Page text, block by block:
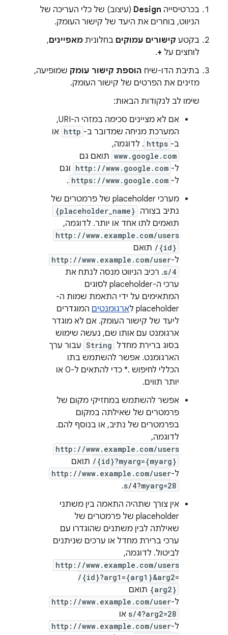
בכרטיסייה Design (עיצוב) של כלי העריכה של
הניווט, בוחרים את היעד של קישור העומק.
בקטע קישורים עמוקים בחלונית מאפיינים,
לוחצים על +
.
בתיבת הדו-שיח הוספת קישור עומק שמופיעה,
מזינים את הפרטים של קישור העומק.
שימו לב לנקודות הבאות:
אם לא מציינים סכימה במזהי ה-URI,
המערכת מניחה שמדובר ב- http או
ב- https . לדוגמה,
www.google.com תואם גם
ל- http://www.google.com וגם
ל- https://www.google.com
.
מערכי placeholder של פרמטרים של
נתיב בצורה {placeholder_name}
תואמים לתו אחד או יותר. לדוגמה,
http://www.example.com/users
/{id} תואם
ל-http://www.example.com/user
s/4. רכיב הניווט מנסה לנתח את
ערכי ה-placeholder לסוגים
המתאימים על ידי התאמת שמות ה-
placeholder ל
ארגומנטים המוגדרים
ליעד של קישור העומק. אם לא מוגדר
ארגומנט עם אותו שם, נעשה שימוש
בסוג ברירת מחדל String עבור ערך
הארגומנט. אפשר להשתמש בתו
הכללי לחיפוש .* כדי להתאים ל-0 או
יותר תווים.
אפשר להשתמש במחזיקי מקום של
פרמטרים של שאילתה במקום
בפרמטרים של נתיב, או בנוסף להם.
לדוגמה,
http://www.example.com/users
/{id}?myarg={myarg} תואם
ל-http://www.example.com/user
s/4?myarg=28
.
אין צורך שתהיה התאמה בין משתני
placeholder של פרמטרים של
שאילתה לבין משתנים שהוגדרו עם
ערכי ברירת מחדל או ערכים שניתנים
לביטול. לדוגמה,
http://www.example.com/users
/{id}?arg1={arg1}&arg2=
{arg2} תואם
ל-http://www.example.com/user
s/4?arg2=28 או
ל-http://www.example.com/user